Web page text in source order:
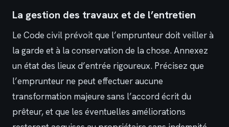
La gestion des travaux et de l’entretien
Le Code civil prévoit que l’emprunteur doit veiller à
la garde et à la conservation de la chose. Annexez
un état des lieux d’entrée rigoureux. Précisez que
l’emprunteur ne peut effectuer aucune
transformation majeure sans l’accord écrit du
prêteur, et que les éventuelles améliorations